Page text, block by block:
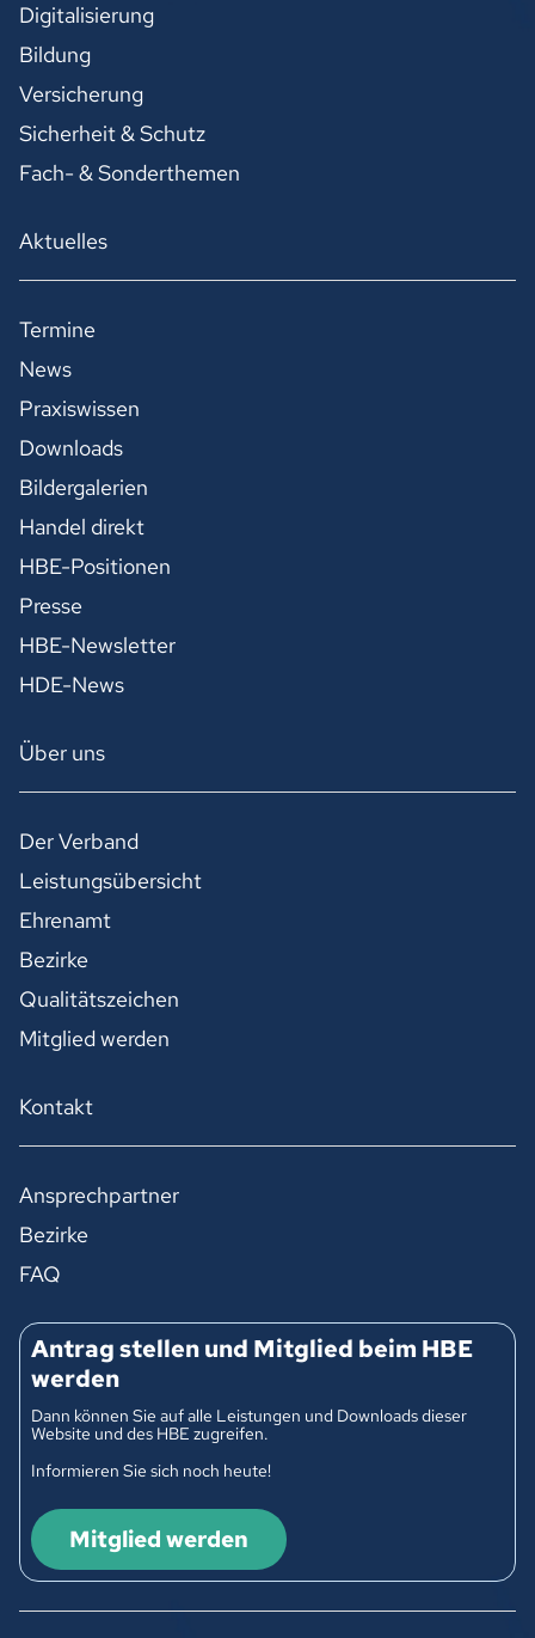
Digitalisierung
Bildung
Versicherung
Sicherheit & Schutz
Fach- & Sonderthemen
Aktuelles
Termine
News
Praxiswissen
Downloads
Bildergalerien
Handel direkt
HBE-Positionen
Presse
HBE-Newsletter
HDE-News
Über uns
Der Verband
Leistungsübersicht
Ehrenamt
Bezirke
Qualitätszeichen
Mitglied werden
Kontakt
Ansprechpartner
Bezirke
FAQ
Antrag stellen und Mitglied beim HBE
werden
Dann können Sie auf alle Leistungen und Downloads dieser
Website und des HBE zugreifen.
Informieren Sie sich noch heute!
Mitglied werden